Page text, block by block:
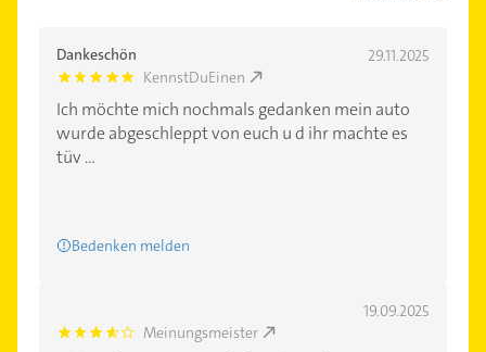
Dankeschön 29.11.2025
5.0 KennstDuEinen
Ich möchte mich nochmals gedanken mein auto
wurde abgeschleppt von euch u d ihr machte es
tüv ...
Bedenken melden
19.09.2025
3.7 Meinungsmeister